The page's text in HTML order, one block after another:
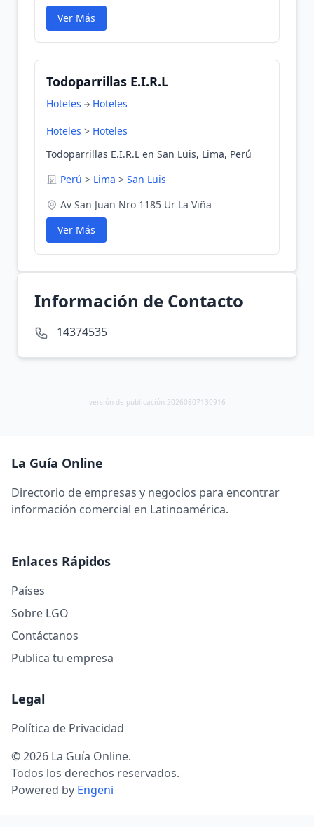
Ver Más
Todoparrillas E.I.R.L
Hoteles Hoteles
Hoteles > Hoteles
Todoparrillas E.I.R.L en San Luis, Lima, Perú
Perú > Lima > San Luis
Av San Juan Nro 1185 Ur La Viña
Ver Más
Información de Contacto
14374535
versión de publicación 20260807130916
La Guía Online
Directorio de empresas y negocios para encontrar
información comercial en Latinoamérica.
Enlaces Rápidos
Países
Sobre LGO
Contáctanos
Publica tu empresa
Legal
Política de Privacidad
© 2026 La Guía Online.
Todos los derechos reservados.
Powered by Engeni